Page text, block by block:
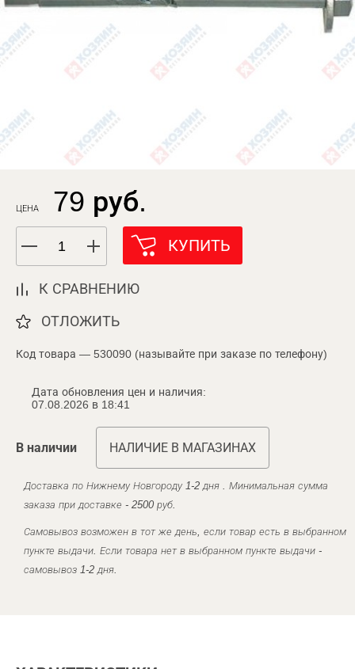
ЦЕНА 79 руб.
КУПИТЬ
К СРАВНЕНИЮ
ОТЛОЖИТЬ
Код товара — 530090 (называйте при заказе по телефону)
Дата обновления цен и наличия:
07.08.2026 в 18:41
В наличии НАЛИЧИЕ В МАГАЗИНАХ
Доставка по Нижнему Новгороду 1-2 дня . Минимальная сумма
заказа при доставке - 2500 руб.
Самовывоз возможен в тот же день, если товар есть в выбранном
пункте выдачи. Если товара нет в выбранном пункте выдачи -
самовывоз 1-2 дня.